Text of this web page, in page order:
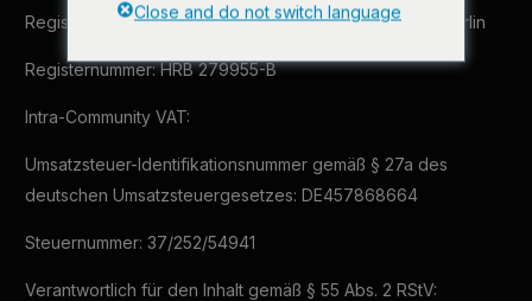
Registrierendes Gericht: Amtsgericht Charlottenburg, Berlin
Registernummer: HRB 279955-B
Intra-Community VAT:
Umsatzsteuer-Identifikationsnummer gemäß § 27a des
deutschen Umsatzsteuergesetzes: DE457868664
Steuernummer: 37/252/54941
Verantwortlich für den Inhalt gemäß § 55 Abs. 2 RStV:
DE
Close and do not switch language